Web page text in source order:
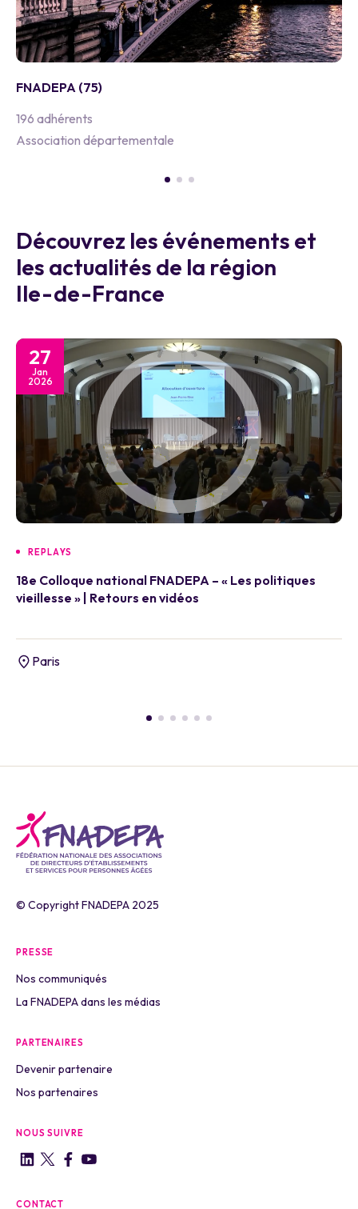
FNADEPA (75)
196 adhérents
Association départementale
Découvrez les événements et
les actualités de la région
Ile-de-France
27
Jan
2026
REPLAYS
18e Colloque national FNADEPA – « Les politiques
vieillesse » | Retours en vidéos
Paris
© Copyright FNADEPA 2025
PRESSE
Nos communiqués
La FNADEPA dans les médias
PARTENAIRES
Devenir partenaire
Nos partenaires
NOUS SUIVRE
CONTACT